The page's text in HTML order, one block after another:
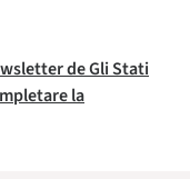
de Gli Stati
la